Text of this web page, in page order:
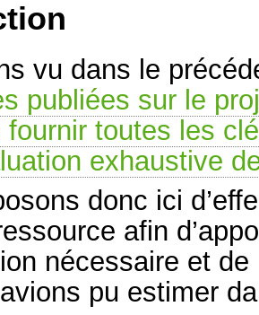
vu dans le
publiées sur le
fournir toutes les
exhaustive
donc ici
afin
nécessaire et
pu estimer